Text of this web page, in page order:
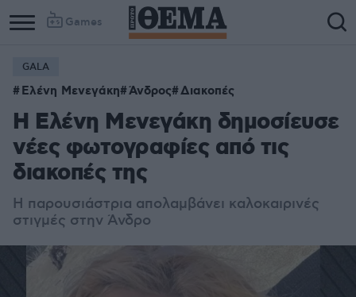
Games
GALA
Ελένη Μενεγάκη Άνδρος Διακοπές
Η Ελένη Μενεγάκη δημοσίευσε
νέες φωτογραφίες από τις
διακοπές της
Η παρουσιάστρια απολαμβάνει καλοκαιρινές
στιγμές στην Άνδρο